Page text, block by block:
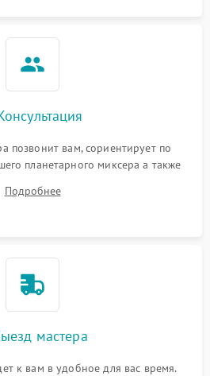
1000 ₽
1000 ₽
позвонит вам, сориентирует по
планетарного миксера а также
Подробнее
мастера
к вам в удобное для вас время.